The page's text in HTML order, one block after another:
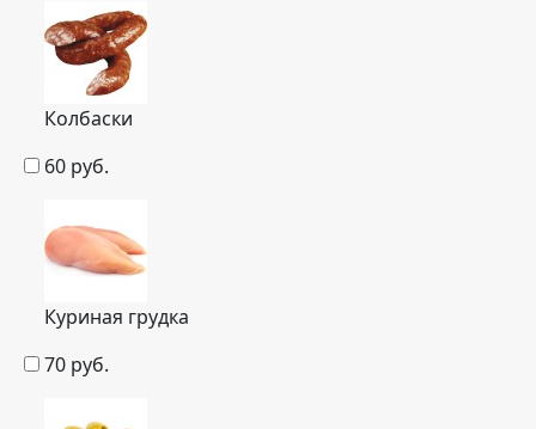
Колбаски
60 руб.
Куриная грудка
70 руб.